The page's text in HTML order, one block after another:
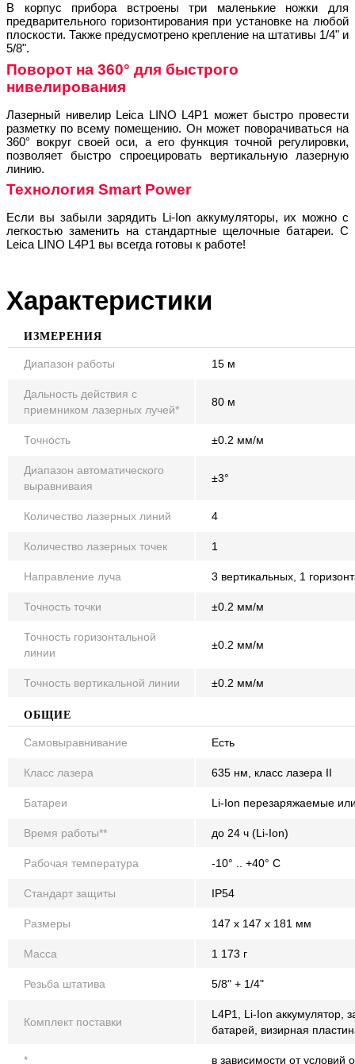
В корпус прибора встроены три маленькие ножки для
предварительного горизонтирования при установке на любой
плоскости. Также предусмотрено крепление на штативы 1/4" и
5/8".
Поворот на 360° для быстрого
нивелирования
Лазерный нивелир Leica LINO L4P1 может быстро провести
разметку по всему помещению. Он может поворачиваться на
360° вокруг своей оси, а его функция точной регулировки,
позволяет быстро спроецировать вертикальную лазерную
линию.
Технология Smart Power
Если вы забыли зарядить Li-Ion аккумуляторы, их можно с
легкостью заменить на стандартные щелочные батареи. С
Leica LINO L4P1 вы всегда готовы к работе!
Характеристики
ИЗМЕРЕНИЯ
Диапазон работы 15 м
Дальность действия с
приемником лазерных лучей*
80 м
Точность ±0.2 мм/м
Диапазон автоматического
выравниваия
±3°
Количество лазерных линий 4
Количество лазерных точек 1
Направление луча 3 вертикальных, 1
Точность точки ±0.2 мм/м
Точность горизонтальной
линии
±0.2 мм/м
Точность вертикальной линии ±0.2 мм/м
ОБЩИЕ
Самовыравнивание Есть
Класс лазера 635 нм, класс лазера II
Батареи Li-Ion перезаряжаемые
Время работы** до 24 ч (Li-Ion)
Рабочая температура -10° .. +40° C
Стандарт защиты IP54
Размеры 147 x 147 x 181 мм
Масса 1 173 г
Резьба штатива 5/8" + 1/4"
Комплект поставки
L4P1, Li-Ion аккумулятор,
батарей, визирная
* в зависимости от условий